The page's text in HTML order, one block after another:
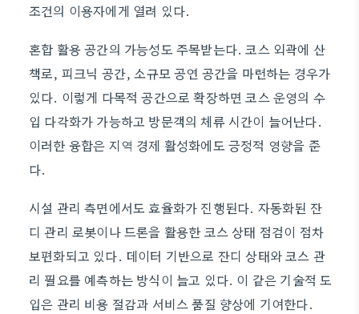
조건의 이용자에게 열려 있다.
혼합 활용 공간의 가능성도 주목받는다. 코스 외곽에 산
책로, 피크닉 공간, 소규모 공연 공간을 마련하는 경우가
있다. 이렇게 다목적 공간으로 확장하면 코스 운영의 수
입 다각화가 가능하고 방문객의 체류 시간이 늘어난다.
이러한 융합은 지역 경제 활성화에도 긍정적 영향을 준
다.
시설 관리 측면에서도 효율화가 진행된다. 자동화된 잔
디 관리 로봇이나 드론을 활용한 코스 상태 점검이 점차
보편화되고 있다. 데이터 기반으로 잔디 상태와 코스 관
리 필요를 예측하는 방식이 늘고 있다. 이 같은 기술적 도
입은 관리 비용 절감과 서비스 품질 향상에 기여한다.